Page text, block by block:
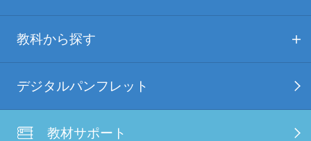
教科から探す
デジタルパンフレット
教材サポート